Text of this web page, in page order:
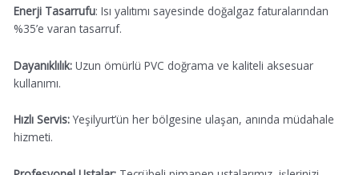
Enerji Tasarrufu: Isı yalıtımı sayesinde doğalgaz faturalarından
%35’e varan tasarruf.
Dayanıklılık: Uzun ömürlü PVC doğrama ve kaliteli aksesuar
kullanımı.
Hızlı Servis:Yeşilyurt’ün her bölgesine ulaşan, anında müdahale
hizmeti.